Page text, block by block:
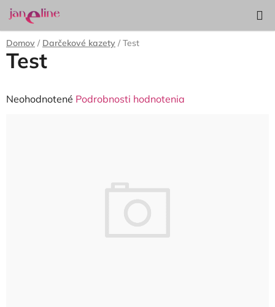
Prejsť
na
obsah
KOŠÍK
Domov / Darčekové kazety / Test
Test
Priemerné
Neohodnotené Podrobnosti hodnotenia